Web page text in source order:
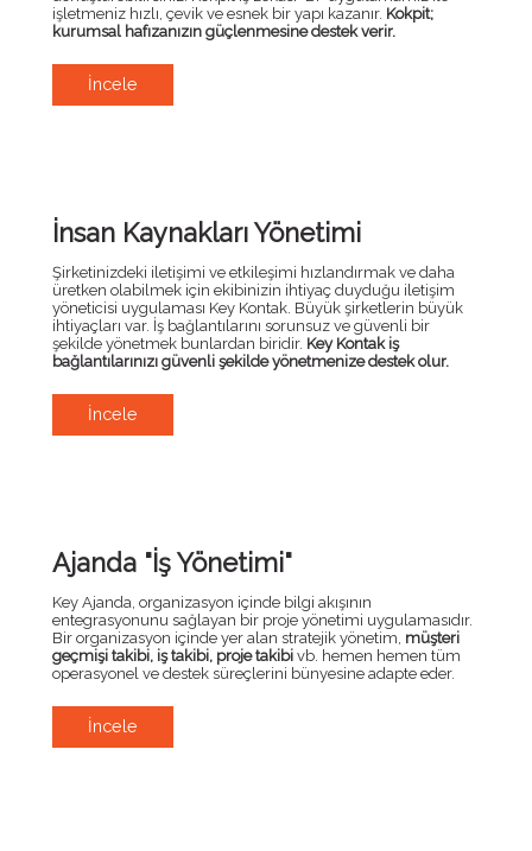
işletmeniz hızlı, çevik ve esnek bir yapı kazanır. Kokpit;
kurumsal hafızanızın güçlenmesine destek verir.
İncele
İnsan Kaynakları Yönetimi
Şirketinizdeki iletişimi ve etkileşimi hızlandırmak ve daha
üretken olabilmek için ekibinizin ihtiyaç duyduğu iletişim
yöneticisi uygulaması Key Kontak. Büyük şirketlerin büyük
ihtiyaçları var. İş bağlantılarını sorunsuz ve güvenli bir
şekilde yönetmek bunlardan biridir. Key Kontak iş
bağlantılarınızı güvenli şekilde yönetmenize destek olur.
İncele
Ajanda "İş Yönetimi"
Key Ajanda, organizasyon içinde bilgi akışının
entegrasyonunu sağlayan bir proje yönetimi uygulamasıdır.
Bir organizasyon içinde yer alan stratejik yönetim, müşteri
geçmişi takibi, iş takibi, proje takibivb. hemen hemen tüm
operasyonel ve destek süreçlerini bünyesine adapte eder.
İncele